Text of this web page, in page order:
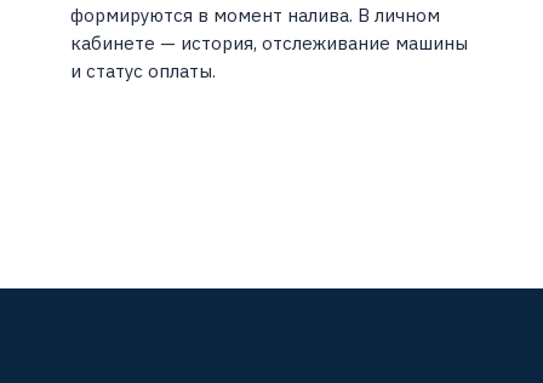
формируются в момент налива. В личном
кабинете — история, отслеживание машины
и статус оплаты.